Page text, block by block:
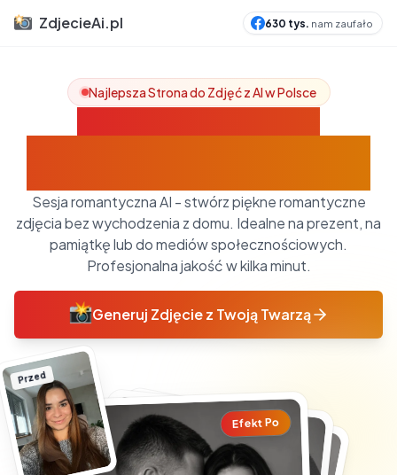
ZdjecieAi.pl 630 tys. nam zaufało
Najlepsza Strona do Zdjęć z AI w Polsce
Sesja Romantyczna z AI -
Sesja romantyczna AI - stwórz piękne romantyczne
zdjęcia bez wychodzenia z domu. Idealne na prezent, na
pamiątkę lub do mediów społecznościowych.
Profesjonalna jakość w kilka minut.
Generuj Zdjęcie z Twoją Twarzą
Przed
Efekt Po